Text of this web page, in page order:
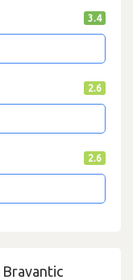
3.4
2.6
2.6